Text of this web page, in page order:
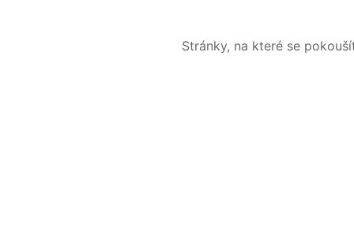
Stránky, na které se